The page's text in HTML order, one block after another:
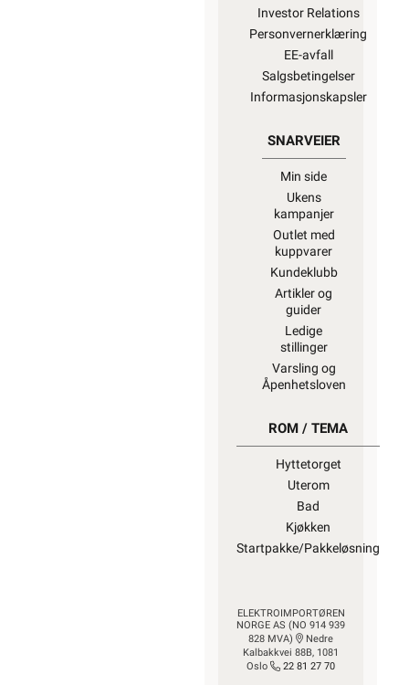
Investor Relations
Personvernerklæring
EE-avfall
Salgsbetingelser
Informasjonskapsler
SNARVEIER
Min side
Ukens
kampanjer
Outlet med
kuppvarer
Kundeklubb
Artikler og
guider
Ledige
stillinger
Varsling og
Åpenhetsloven
ROM / TEMA
Hyttetorget
Uterom
Bad
Kjøkken
Startpakke/Pakkeløsning
ELEKTROIMPORTØREN
NORGE AS (NO 914 939
828 MVA)
Nedre
Kalbakkvei 88B, 1081
Oslo
22 81 27 70